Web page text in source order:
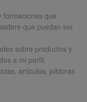
formaciones que
que puedan ser
sobre productos y
a mi perfil.
artículos, píldoras